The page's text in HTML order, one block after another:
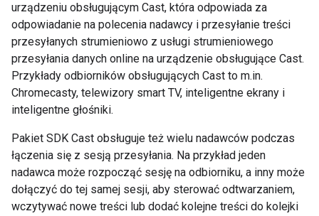
urządzeniu obsługującym Cast, która odpowiada za
odpowiadanie na polecenia nadawcy i przesyłanie treści
przesyłanych strumieniowo z usługi strumieniowego
przesyłania danych online na urządzenie obsługujące Cast.
Przykłady odbiorników obsługujących Cast to m.in.
Chromecasty, telewizory smart TV, inteligentne ekrany i
inteligentne głośniki.
Pakiet SDK Cast obsługuje też wielu nadawców podczas
łączenia się z sesją przesyłania. Na przykład jeden
nadawca może rozpocząć sesję na odbiorniku, a inny może
dołączyć do tej samej sesji, aby sterować odtwarzaniem,
wczytywać nowe treści lub dodać kolejne treści do kolejki